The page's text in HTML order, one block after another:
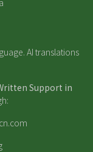
AI translations
Support in